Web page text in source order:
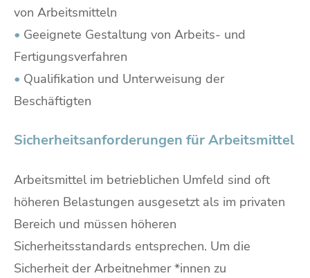
von Arbeitsmitteln
• Geeignete Gestaltung von Arbeits- und
Fertigungsverfahren
• Qualifikation und Unterweisung der
Beschäftigten
Sicherheitsanforderungen für Arbeitsmittel
Arbeitsmittel im betrieblichen Umfeld sind oft
höheren Belastungen ausgesetzt als im privaten
Bereich und müssen höheren
Sicherheitsstandards entsprechen. Um die
Sicherheit der Arbeitnehmer *innen zu